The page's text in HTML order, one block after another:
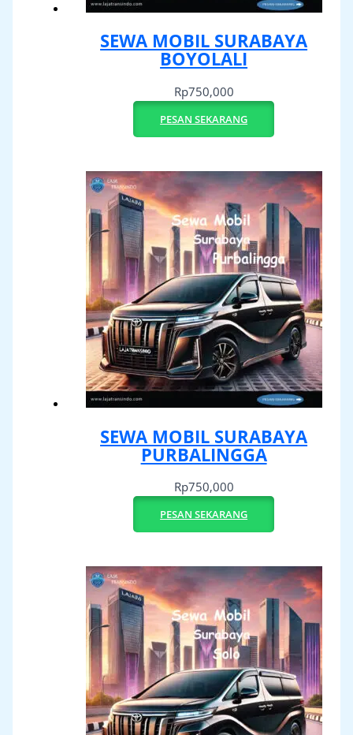
SEWA MOBIL SURABAYA
BOYOLALI
Rp750,000
PESAN SEKARANG
SEWA MOBIL SURABAYA
PURBALINGGA
Rp750,000
PESAN SEKARANG